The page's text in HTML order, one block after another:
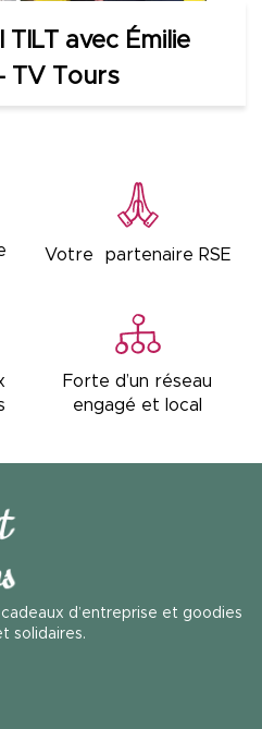
TILT avec Émilie
TV Tours
Votre partenaire RSE
Forte d’un réseau
engagé et local
d’entreprise et goodies
solidaires.